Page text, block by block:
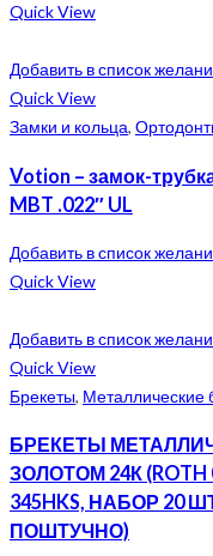
Quick View
Добавить в список
Quick View
Замки и кольца,
Votion – замок-
MBT .022″ UL
Добавить в список
Quick View
Добавить в список
Quick View
Брекеты, Металлические
БРЕКЕТЫ
ЗОЛОТОМ 24К (ROTH
345HKS, НАБОР 20
ПОШТУЧНО)